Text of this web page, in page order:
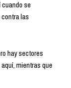
se
las
hay sectores
mientras que